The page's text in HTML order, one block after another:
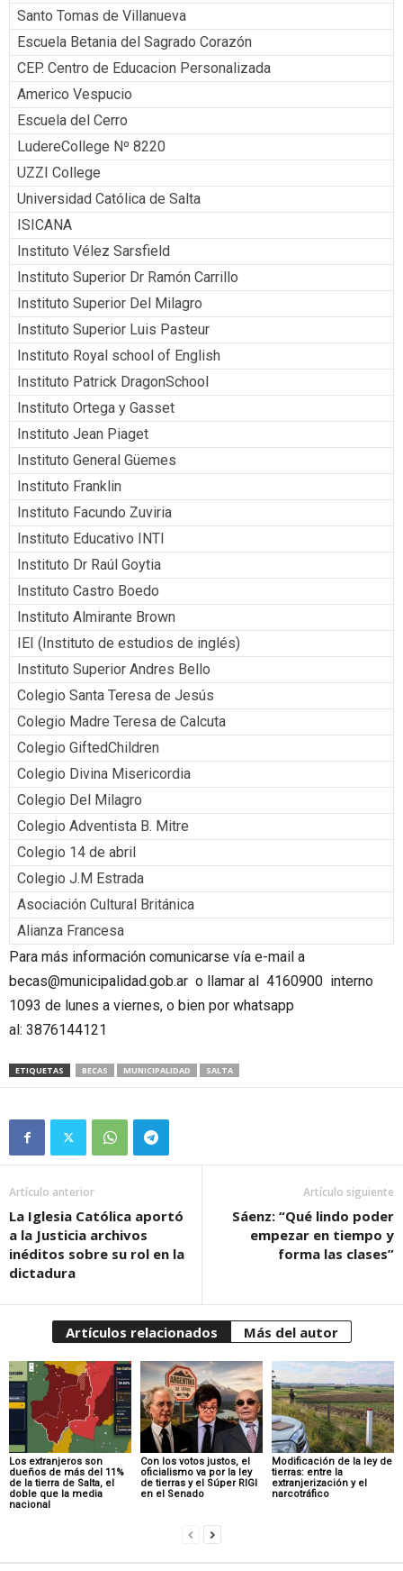
Santo Tomas de Villanueva
Escuela Betania del Sagrado Corazón
CEP. Centro de Educacion Personalizada
Americo Vespucio
Escuela del Cerro
LudereCollege Nº 8220
UZZI College
Universidad Católica de Salta
ISICANA
Instituto Vélez Sarsfield
Instituto Superior Dr Ramón Carrillo
Instituto Superior Del Milagro
Instituto Superior Luis Pasteur
Instituto Royal school of English
Instituto Patrick DragonSchool
Instituto Ortega y Gasset
Instituto Jean Piaget
Instituto General Güemes
Instituto Franklin
Instituto Facundo Zuviria
Instituto Educativo INTI
Instituto Dr Raúl Goytia
Instituto Castro Boedo
Instituto Almirante Brown
IEI (Instituto de estudios de inglés)
Instituto Superior Andres Bello
Colegio Santa Teresa de Jesús
Colegio Madre Teresa de Calcuta
Colegio GiftedChildren
Colegio Divina Misericordia
Colegio Del Milagro
Colegio Adventista B. Mitre
Colegio 14 de abril
Colegio J.M Estrada
Asociación Cultural Británica
Alianza Francesa
Para más información comunicarse vía e-mail a
becas@municipalidad.gob.ar o llamar al 4160900 interno
1093 de lunes a viernes, o bien por whatsapp
al: 3876144121
ETIQUETAS BECAS MUNICIPALIDAD SALTA
Artículo anterior
La Iglesia Católica aportó
a la Justicia archivos
inéditos sobre su rol en la
dictadura
Artículo siguiente
Sáenz: “Qué lindo poder
empezar en tiempo y
forma las clases”
Artículos relacionados Más del autor
Los extranjeros son
dueños de más del 11%
de la tierra de Salta, el
doble que la media
nacional
Con los votos justos, el
oficialismo va por la ley
de tierras y el Súper RIGI
en el Senado
Modificación de la ley de
tierras: entre la
extranjerización y el
narcotráfico